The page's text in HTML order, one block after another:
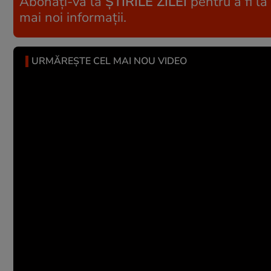
mai noi informații.
URMĂREȘTE CEL MAI NOU VIDEO